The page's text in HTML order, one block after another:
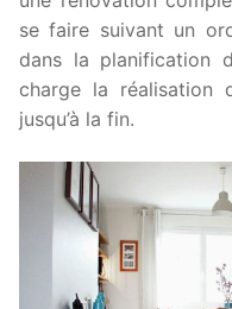
se faire suivant un
dans la planification
charge la réalisation
jusqu’à la fin.